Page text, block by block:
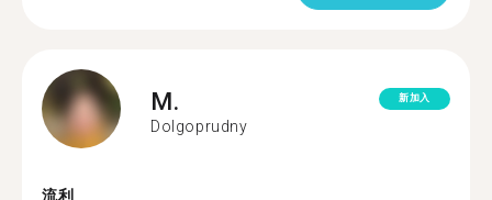
M.
Dolgoprudny
新加入
流利